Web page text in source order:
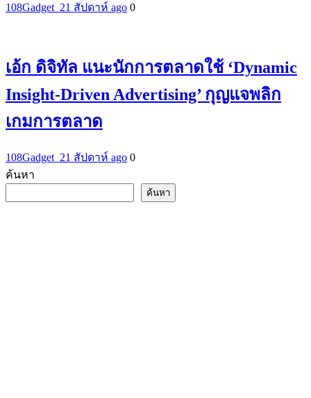
108Gadget_21 สัปดาห์ ago 0
เอ้ก ดิจิทัล แนะนักการตลาดใช้ ‘Dynamic
Insight-Driven Advertising’ กุญแจพลิก
เกมการตลาด
108Gadget_21 สัปดาห์ ago 0
ค้นหา
ค้นหา